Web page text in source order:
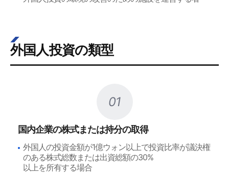
外国人投資の類型
01
国内企業の株式または持分の取得
外国人の投資金額が1億ウォン以上で投資比率が議決権
のある株式総数または出資総額の30%
以上を所有する場合